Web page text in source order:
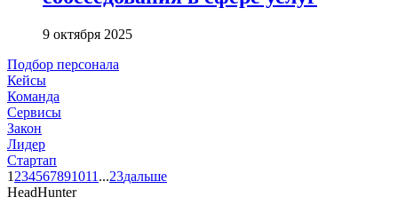
9 октября 2025
Подбор персонала
Кейсы
Команда
Сервисы
Закон
Лидер
Стартап
1 234567891011 ...23дальше
HeadHunter